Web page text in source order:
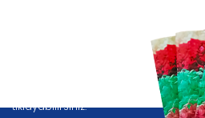
Kataloğumuzu görüntülemek için
tıklayabilirsiniz.